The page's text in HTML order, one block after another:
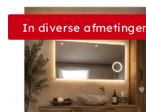
In diverse